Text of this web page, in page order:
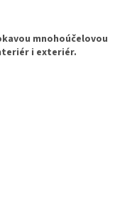
mnohoúčelovou
i exteriér.